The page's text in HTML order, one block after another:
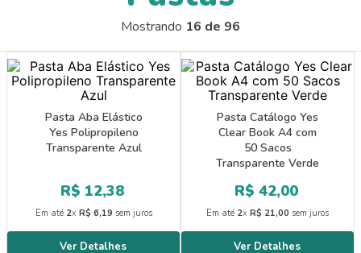
Mostrando 16 de 96
Pasta Aba Elástico
Yes Polipropileno
Transparente Azul
R$ 12,38
Em até 2x R$ 6,19 sem juros
Pasta Catálogo Yes
Clear Book A4 com
50 Sacos
Transparente Verde
R$ 42,00
Em até 2x R$ 21,00 sem juros